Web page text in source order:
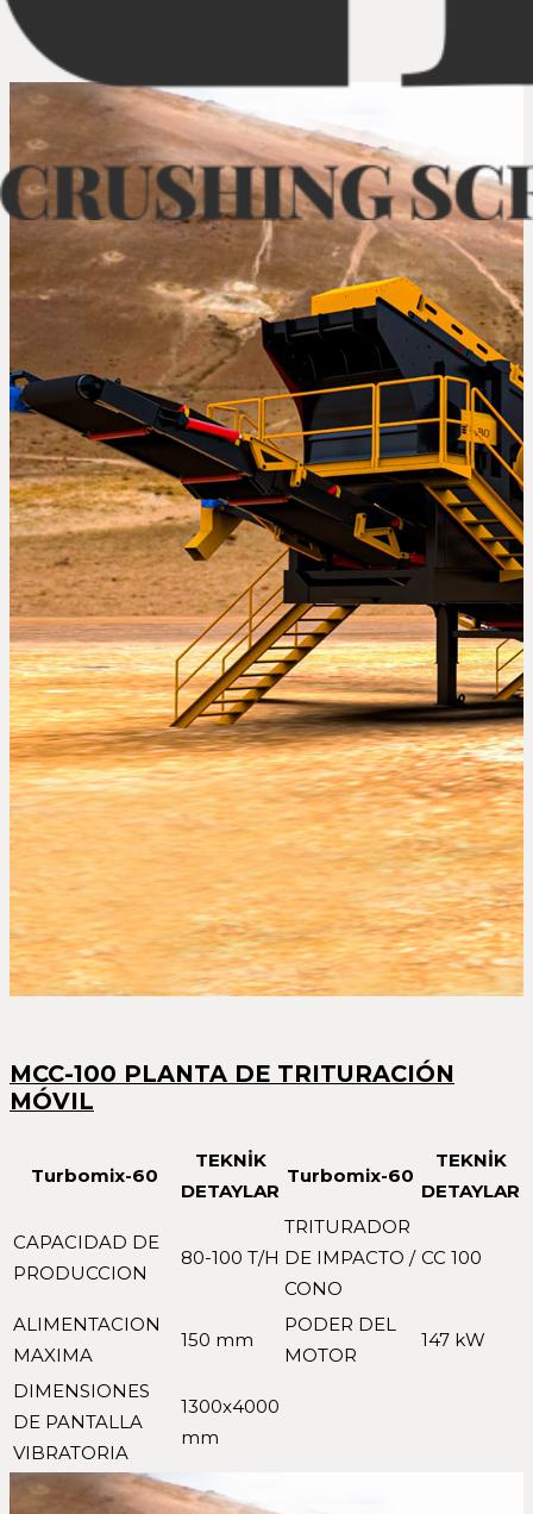
MCC-100 PLANTA DE TRITURACIÓN
MÓVIL
Turbomix-60
TEKNİK
DETAYLAR
Turbomix-60
TEKNİK
DETAYLAR
CAPACIDAD DE
PRODUCCION
80-100 T/H
TRITURADOR
DE IMPACTO /
CONO
CC 100
ALIMENTACION
MAXIMA
150 mm
PODER DEL
MOTOR
147 kW
DIMENSIONES
DE PANTALLA
VIBRATORIA
1300x4000
mm